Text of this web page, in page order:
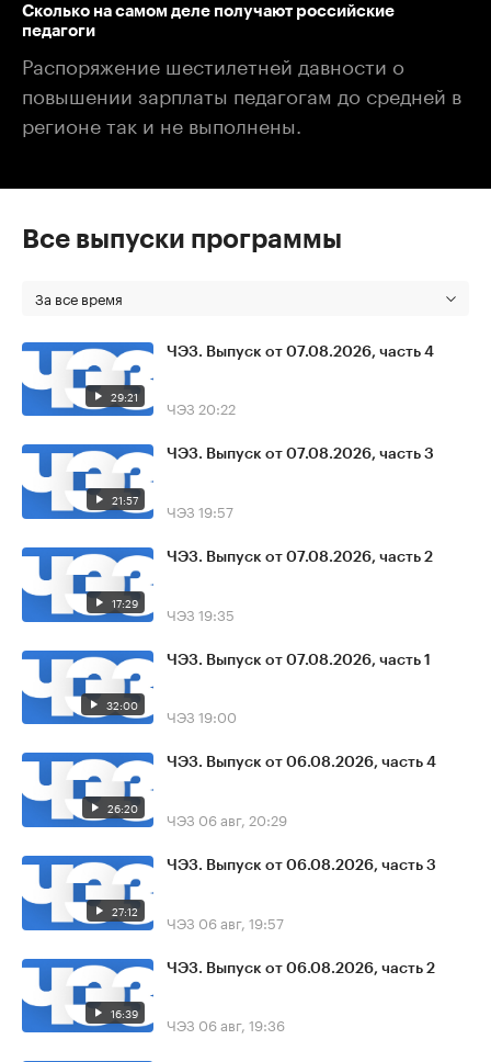
Сколько на самом деле получают российские
педагоги
Распоряжение шестилетней давности о
повышении зарплаты педагогам до средней в
регионе так и не выполнены.
Все выпуски программы
За все время
29:21
ЧЭЗ. Выпуск от 07.08.2026, часть 4
ЧЭЗ 20:22
21:57
ЧЭЗ. Выпуск от 07.08.2026, часть 3
ЧЭЗ 19:57
17:29
ЧЭЗ. Выпуск от 07.08.2026, часть 2
ЧЭЗ 19:35
32:00
ЧЭЗ. Выпуск от 07.08.2026, часть 1
ЧЭЗ 19:00
26:20
ЧЭЗ. Выпуск от 06.08.2026, часть 4
ЧЭЗ 06 авг, 20:29
27:12
ЧЭЗ. Выпуск от 06.08.2026, часть 3
ЧЭЗ 06 авг, 19:57
16:39
ЧЭЗ. Выпуск от 06.08.2026, часть 2
ЧЭЗ 06 авг, 19:36